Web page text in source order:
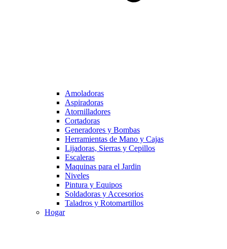
Amoladoras
Aspiradoras
Atornilladores
Cortadoras
Generadores y Bombas
Herramientas de Mano y Cajas
Lijadoras, Sierras y Cepillos
Escaleras
Maquinas para el Jardin
Niveles
Pintura y Equipos
Soldadoras y Accesorios
Taladros y Rotomartillos
Hogar